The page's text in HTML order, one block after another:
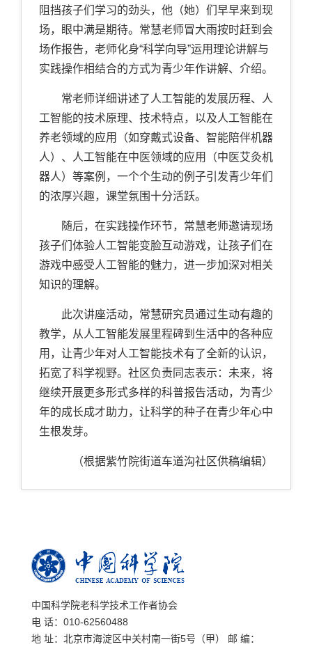
阻挡孩子们学习的劲头，他（她）们早早来到现
场，眼中满是期待。常慧老师冒大雨按时赶到会
场作报告，老师化身“科学向导”运用理论讲解与
实践操作相结合的方式为青少年作讲解、介绍。
常老师详细讲述了人工智能的发展历程、人
工智能的技术原理、技术特点，以及人工智能在
养老领域的应用（如穿戴式设备、智能陪伴机器
人）、人工智能在中医领域的应用（中医艾灸机
器人）等案例，一个个生动的例子引发青少年们
的浓厚兴趣，课堂氛围十分活跃。
随后，在实践操作环节，常慧老师邀请现场
孩子们体验人工智能变脸互动游戏，让孩子们在
游戏中感受人工智能的魅力，进一步加深对相关
知识的理解。
此次讲座活动，常慧研究员通过生动有趣的
教学，从人工智能发展里程碑到生活中的各种应
用，让青少年对人工智能技术有了全新的认识，
拓宽了科学视野。社区负责同志表示：未来，将
继续开展更多形式多样的科普报告活动，为青少
年的成长成才助力，让科学的种子在青少年心中
生根发芽。
（根据紫竹院街道车道沟社区供稿编辑）
中国科学院老科学技术工作者协会
电 话：010-62560488
地 址：北京市海淀区中关村南一街5号（甲） 邮 编：